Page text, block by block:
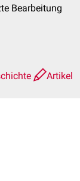
Bearbeitung
Artikel